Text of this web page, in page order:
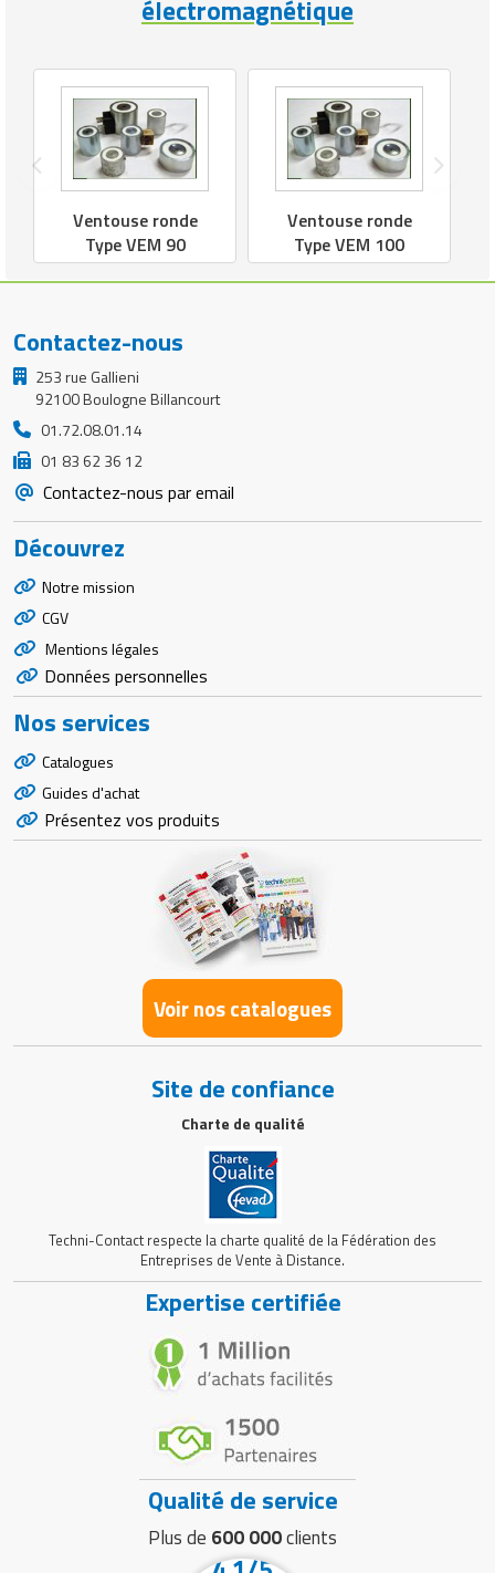
électromagnétique
Ventouse ronde
Type VEM 90
Ventouse ronde
Type VEM 100
Contactez-nous
253 rue Gallieni
92100 Boulogne Billancourt
01.72.08.01.14
01 83 62 36 12
Contactez-nous par email
Découvrez
Notre mission
CGV
Mentions légales
Données personnelles
Nos services
Catalogues
Guides d'achat
Présentez vos produits
Voir nos catalogues
Site de confiance
Charte de qualité
Techni-Contact respecte la charte qualité de la Fédération des
Entreprises de Vente à Distance.
Expertise certifiée
Qualité de service
Plus de 600 000clients